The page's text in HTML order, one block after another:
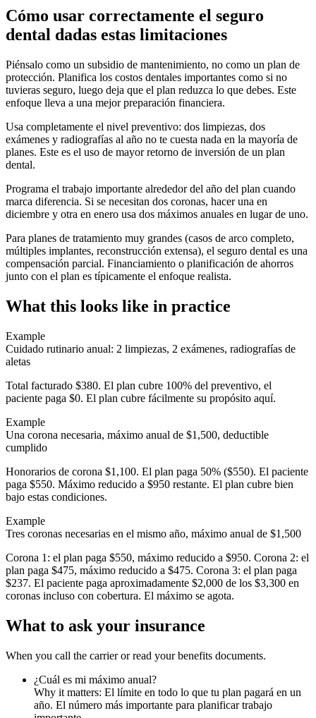
Cómo usar correctamente el seguro
dental dadas estas limitaciones
Piénsalo como un subsidio de mantenimiento, no como un plan de
protección. Planifica los costos dentales importantes como si no
tuvieras seguro, luego deja que el plan reduzca lo que debes. Este
enfoque lleva a una mejor preparación financiera.
Usa completamente el nivel preventivo: dos limpiezas, dos
exámenes y radiografías al año no te cuesta nada en la mayoría de
planes. Este es el uso de mayor retorno de inversión de un plan
dental.
Programa el trabajo importante alrededor del año del plan cuando
marca diferencia. Si se necesitan dos coronas, hacer una en
diciembre y otra en enero usa dos máximos anuales en lugar de uno.
Para planes de tratamiento muy grandes (casos de arco completo,
múltiples implantes, reconstrucción extensa), el seguro dental es una
compensación parcial. Financiamiento o planificación de ahorros
junto con el plan es típicamente el enfoque realista.
What this looks like in practice
Example
Cuidado rutinario anual: 2 limpiezas, 2 exámenes, radiografías de
aletas
Total facturado $380. El plan cubre 100% del preventivo, el
paciente paga $0. El plan cubre fácilmente su propósito aquí.
Example
Una corona necesaria, máximo anual de $1,500, deductible
cumplido
Honorarios de corona $1,100. El plan paga 50% ($550). El paciente
paga $550. Máximo reducido a $950 restante. El plan cubre bien
bajo estas condiciones.
Example
Tres coronas necesarias en el mismo año, máximo anual de $1,500
Corona 1: el plan paga $550, máximo reducido a $950. Corona 2: el
plan paga $475, máximo reducido a $475. Corona 3: el plan paga
$237. El paciente paga aproximadamente $2,000 de los $3,300 en
coronas incluso con cobertura. El máximo se agota.
What to ask your insurance
When you call the carrier or read your benefits documents.
¿Cuál es mi máximo anual?
Why it matters: El límite en todo lo que tu plan pagará en un
año. El número más importante para planificar trabajo